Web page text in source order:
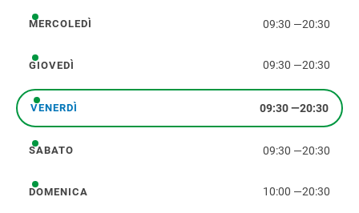
mercoledì
MERCOLEDÌ 09:30 —20:30
giovedì
GIOVEDÌ 09:30 —20:30
venerdì
VENERDÌ 09:30—20:30
sabato
SABATO 09:30 —20:30
domenica
DOMENICA 10:00 —20:30